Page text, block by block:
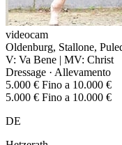
videocam
Oldenburg, Stallone,
V: Va Bene | MV: Christ
Dressage · Allevamento
5.000 € Fino a 10.000 €
5.000 € Fino a 10.000 €
DE